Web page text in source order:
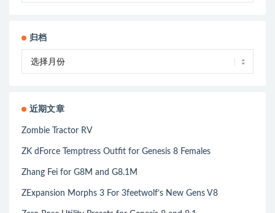
归档
近期文章
Zombie Tractor RV
ZK dForce Temptress Outfit for Genesis 8 Females
Zhang Fei for G8M and G8.1M
ZExpansion Morphs 3 For 3feetwolf’s New Gens V8